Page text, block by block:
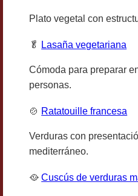
Plato vegetal con
🥬 Lasaña vegetariana
Cómoda para preparar
personas.
🍲 Ratatouille francesa
Verduras con
mediterráneo.
🥘Cuscús de verduras